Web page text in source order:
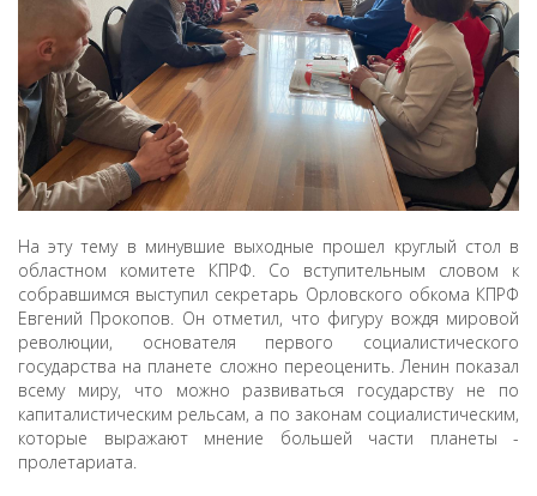
КОНТАКТЫ
КПРФ ПРОФ
г. Орел, ул. Ковальская, д. 5
8 (4862) 22-33-44
Вход Регистрация
На эту тему в минувшие выходные прошел круглый стол в
областном комитете КПРФ. Со вступительным словом к
собравшимся выступил секретарь Орловского обкома КПРФ
Евгений Прокопов. Он отметил, что фигуру вождя мировой
революции, основателя первого социалистического
государства на планете сложно переоценить. Ленин показал
всему миру, что можно развиваться государству не по
капиталистическим рельсам, а по законам социалистическим,
которые выражают мнение большей части планеты -
пролетариата.